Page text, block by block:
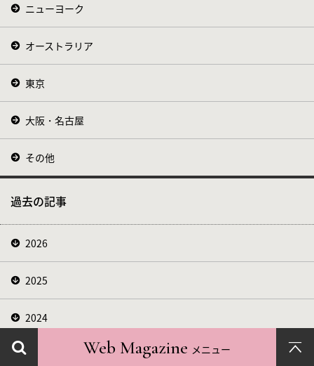
ニューヨーク
オーストラリア
東京
大阪・名古屋
その他
過去の記事
2026
2025
2024
2023 Web Magazine メニュー